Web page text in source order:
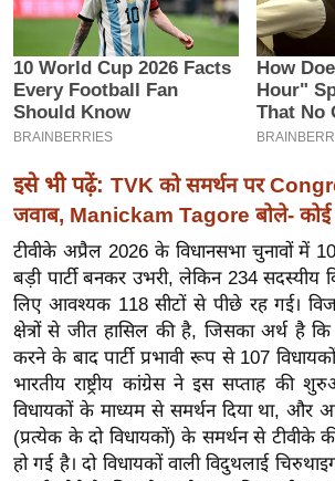
पे
र
मि
सा
बे
मि
सा
ल
श
ख्सि
य
त
यं
इसे भी पढ़ें: TVK को समर्थन पर
जवाब, Manickam Tagore बोले- कोई
टीवीके अप्रैल 2026 के विधानसभा चुनावों में
बड़ी पार्टी बनकर उभरी, लेकिन 234 सदस्यीय
लिए आवश्यक 118 सीटों से पीछे रह गई।
क्षेत्रों से जीत हासिल की है, जिसका अर्थ है
करने के बाद पार्टी प्रभावी रूप से 107
भारतीय राष्ट्रीय कांग्रेस ने इस सप्ताह की
विधायकों के माध्यम से समर्थन दिया था, और
(प्रत्येक के दो विधायकों) के समर्थन से टीवीके
हो गई है। दो विधायकों वाली विदुथलाई